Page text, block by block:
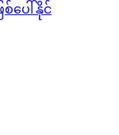
စ်ပေါ်နိုင်